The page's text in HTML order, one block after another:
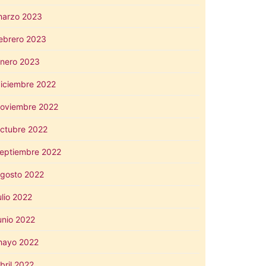
2023
2023
2023
2022
2022
2022
2022
2022
2022
2022
2022